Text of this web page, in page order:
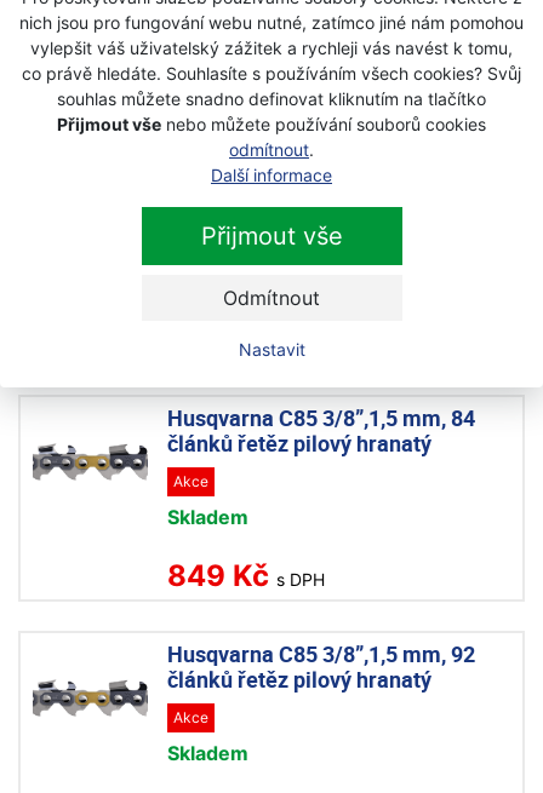
nich jsou pro fungování webu nutné, zatímco jiné nám pomohou
vylepšit váš uživatelský zážitek a rychleji vás navést k tomu,
co právě hledáte. Souhlasíte s používáním všech cookies? Svůj
souhlas můžete snadno definovat kliknutím na tlačítko
Přijmout vše nebo můžete používání souborů cookies
odmítnout.
Další informace
Přijmout vše
Odmítnout
Nastavit
Skladem
2 190 Kč s DPH
Husqvarna 1x lišta X- Force 20",
3/8",1,5mm+2xřetěz C85 72 čl.
výhodný set
Akce
2 390 Kč s DPH
Husqvarna C85 3/8”,1,5 mm, 84
článků řetěz pilový hranatý
Akce
Skladem
849 Kč s DPH
Husqvarna C85 3/8”,1,5 mm, 92
článků řetěz pilový hranatý
Akce
Skladem